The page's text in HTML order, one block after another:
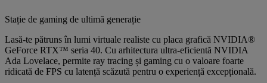
Stație de gaming de ultimă generație
Lasă-te pătruns în lumi virtuale realiste cu placa grafică NVIDIA®
GeForce RTX™ seria 40. Cu arhitectura ultra-eficientă NVIDIA
Ada Lovelace, permite ray tracing și gaming cu o valoare foarte
ridicată de FPS cu latență scăzută pentru o experiență excepțională.